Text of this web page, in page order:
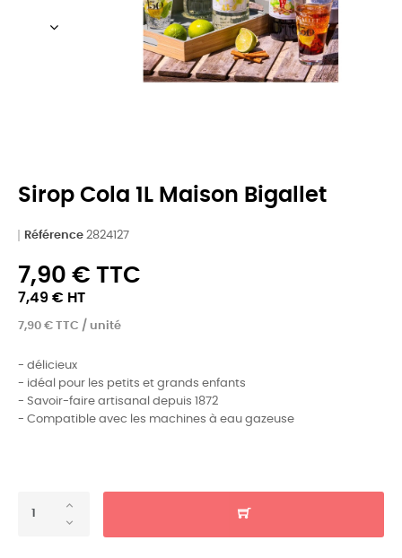
Sirop Cola 1L Maison Bigallet
Référence 2824127
7,90 € TTC
7,49 € HT
7,90 € TTC / unité
- délicieux
- idéal pour les petits et grands enfants
- Savoir-faire artisanal depuis 1872
- Compatible avec les machines à eau gazeuse